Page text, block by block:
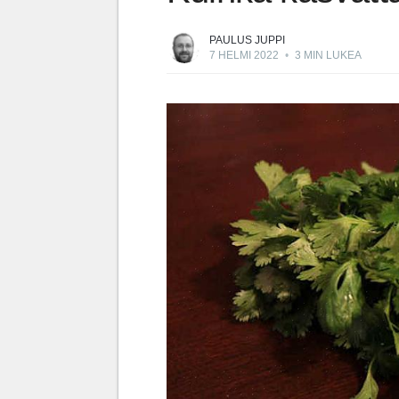
PAULUS JUPPI
7 HELMI 2022 • 3 MIN LUKEA